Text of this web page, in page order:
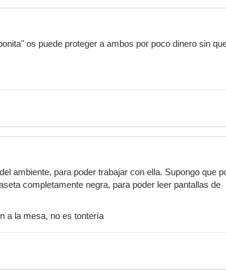
os puede proteger a ambos por poco dinero sin
ambiente, para poder trabajar con ella. Supongo que
completamente negra, para poder leer pantallas de
a la mesa, no es tontería